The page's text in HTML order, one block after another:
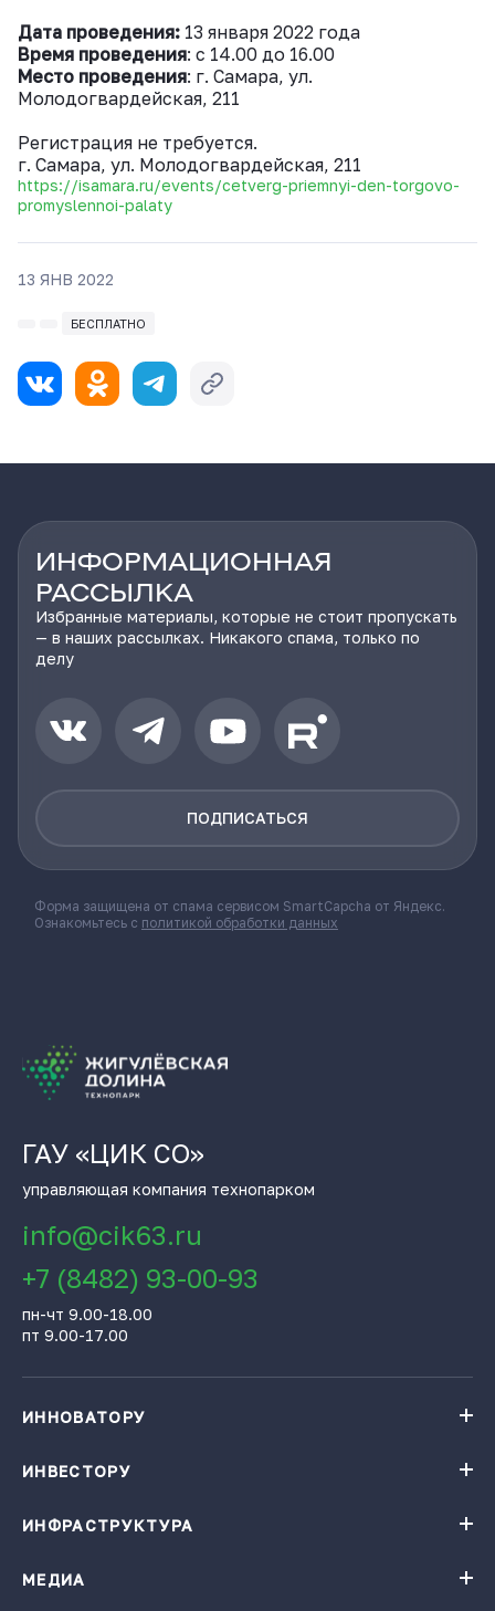
Дата проведения: 13 января 2022 года
Время проведения: с 14.00 до 16.00
Место проведения: г. Самара, ул.
Молодогвардейская, 211
Регистрация не требуется.
г. Самара, ул. Молодогвардейская, 211
https://isamara.ru/events/cetverg-priemnyi-den-torgovo-
promyslennoi-palaty
13 ЯНВ 2022
БЕСПЛАТНО
ИНФОРМАЦИОННАЯ
РАССЫЛКА
Избранные материалы, которые не стоит пропускать
— в наших рассылках. Никакого спама, только по
делу
ПОДПИСАТЬСЯ
Форма защищена от спама сервисом SmartCapcha от Яндекс.
Ознакомьтесь с политикой обработки данных
ГАУ «ЦИК СО»
управляющая компания технопарком
info@cik63.ru
+7 (8482) 93-00-93
пн-чт 9.00-18.00
пт 9.00-17.00
ИННОВАТОРУ
База инновационных проектов
Институты поддержки
Малые технологические компании
ИНВЕСТОРУ
Проекты резидентов Технопарка «Жигулевская долина»
Заказать подбор проектов по теме
ИНФРАСТРУКТУРА
Ресторация
МЕДИА